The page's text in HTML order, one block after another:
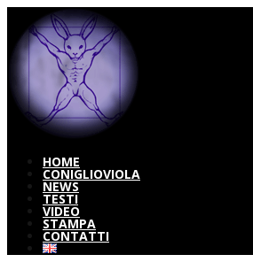
HOME
CONIGLIOVIOLA
NEWS
TESTI
VIDEO
STAMPA
CONTATTI